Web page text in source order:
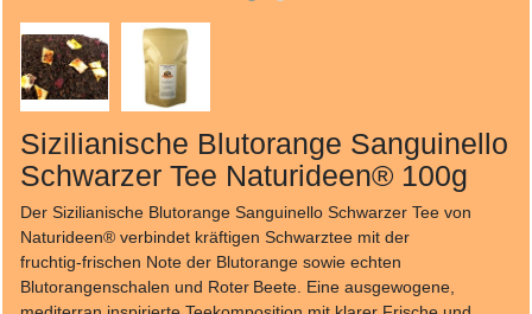
Sizilianische Blutorange Sanguinello
Schwarzer Tee Naturideen® 100g
Der Sizilianische Blutorange Sanguinello Schwarzer Tee von
Naturideen® verbindet kräftigen Schwarztee mit der
fruchtig‑frischen Note der Blutorange sowie echten
Blutorangenschalen und Roter Beete. Eine ausgewogene,